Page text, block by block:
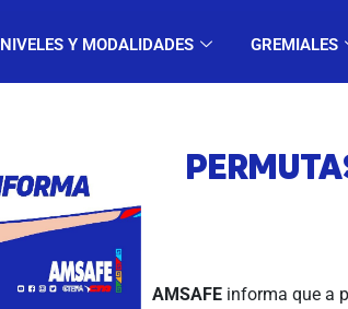
NIVELES Y MODALIDADES GREMIALES
INSTITUCIONAL NIVELES Y
AMSAFE informa que a